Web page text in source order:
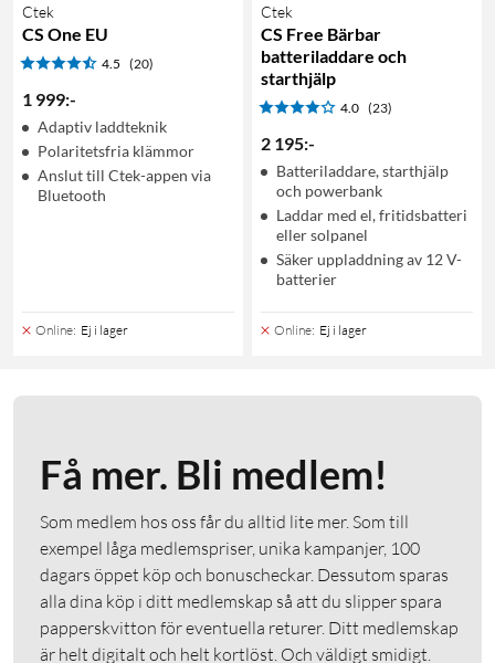
Ctek
CS One EU
4.5 (20)
1 999:-
Adaptiv laddteknik
Polaritetsfria klämmor
Anslut till Ctek-appen via
Bluetooth
Online: Ej i lager
Ctek
CS Free Bärbar
batteriladdare och
starthjälp
4.0 (23)
2 195:-
Batteriladdare, starthjälp
och powerbank
Laddar med el, fritidsbatteri
eller solpanel
Säker uppladdning av 12 V-
batterier
Online: Ej i lager
Få mer. Bli medlem!
Som medlem hos oss får du alltid lite mer. Som till
exempel låga medlemspriser, unika kampanjer, 100
dagars öppet köp och bonuscheckar. Dessutom sparas
alla dina köp i ditt medlemskap så att du slipper spara
papperskvitton för eventuella returer. Ditt medlemskap
är helt digitalt och helt kortlöst. Och väldigt smidigt.